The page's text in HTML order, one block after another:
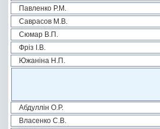
Павленко Р.М.
Саврасов М.В.
Сюмар В.П.
Фріз І.В.
Южаніна Н.П.
Абдуллін О.Р.
Власенко С.В.